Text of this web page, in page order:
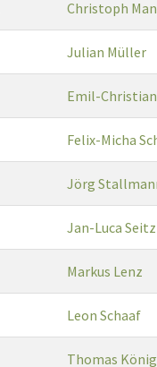
Christoph
Julian Müller
Emil-
Felix-Micha
Jörg
Jan-Luca Seitz
Markus Lenz
Leon Schaaf
Thomas